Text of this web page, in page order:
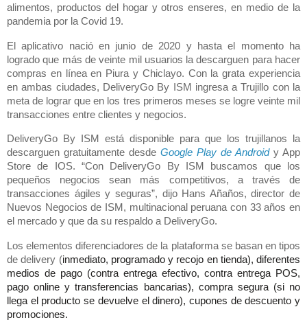
alimentos, productos del hogar y otros enseres, en medio de la
pandemia por la Covid 19.
El aplicativo nació en junio de 2020 y hasta el momento ha
logrado que más de veinte mil usuarios la descarguen para hacer
compras en línea en Piura y Chiclayo. Con la grata experiencia
en ambas ciudades, DeliveryGo By ISM ingresa a Trujillo con la
meta de lograr que en los tres primeros meses se logre veinte mil
transacciones entre clientes y negocios.
DeliveryGo By ISM está disponible para que los trujillanos la
descarguen gratuitamente desde Google Play de Androidy App
Store de IOS. “Con DeliveryGo By ISM buscamos que los
pequeños negocios sean más competitivos, a través de
transacciones ágiles y seguras”, dijo Hans Añaños, director de
Nuevos Negocios de ISM, multinacional peruana con 33 años en
el mercado y que da su respaldo a DeliveryGo.
Los elementos diferenciadores de la plataforma se basan en tipos
de delivery (inmediato, programado y recojo en tienda), diferentes
medios de pago (contra entrega efectivo, contra entrega POS,
pago online y transferencias bancarias), compra segura (si no
llega el producto se devuelve el dinero), cupones de descuento y
promociones.